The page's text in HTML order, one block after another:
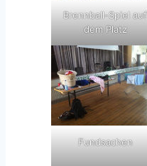
Brennball-Spiel auf
dem Platz
Fundsachen